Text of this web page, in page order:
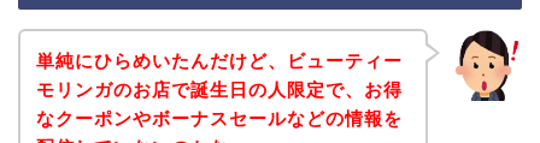
単純にひらめいたんだけど、ビューティー
モリンガのお店で誕生日の人限定で、お得
なクーポンやボーナスセールなどの情報を